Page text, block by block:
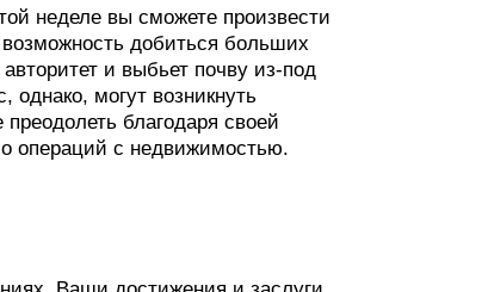
неделе вы сможете произвести
добиться больших
и выбьет почву из-под
однако, могут возникнуть
благодаря своей
операций с недвижимостью.